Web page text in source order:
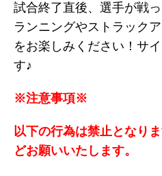
試合終了直後、選手が戦
ランニングやストラック
をお楽しみください！サ
す♪
※注意事項※
以下の行為は禁止となり
どお願いいたします。